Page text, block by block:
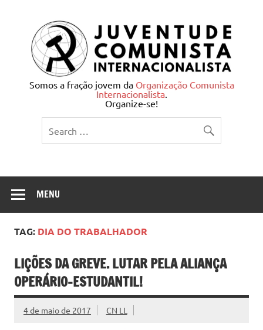
Juventude Comunista
Internacionalista
Somos a fração jovem da Organização Comunista
Internacionalista.
Organize-se!
MENU
TAG: DIA DO TRABALHADOR
LIÇÕES DA GREVE. LUTAR PELA ALIANÇA
OPERÁRIO-ESTUDANTIL!
4 de maio de 2017 CN LL